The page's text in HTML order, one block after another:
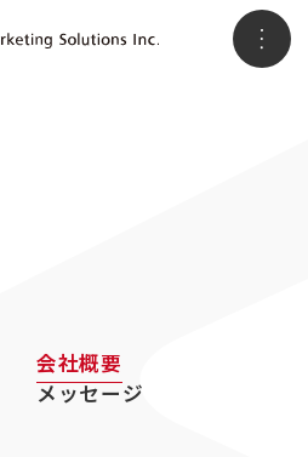
会社概要
メッセージ